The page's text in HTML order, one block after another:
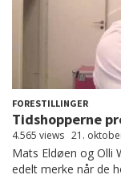
FORESTILLINGER
Tidshopperne
4.565 views 21.
Mats Eldøen og Olli
edelt merke når de